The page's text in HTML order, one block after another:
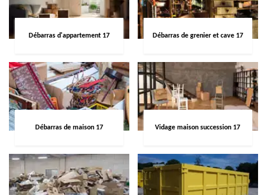
Débarras d'appartement 17 Débarras de grenier et cave 17
Débarras de maison 17 Vidage maison succession 17